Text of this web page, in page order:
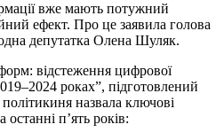
вже мають потужний
ефект. Про це заявила голова
депутатка Олена Шуляк.
відстеження цифрової
роках”, підготовлений
назвала ключові
останні п’ять років: